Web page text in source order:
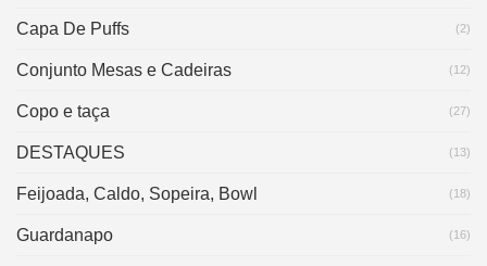
Capa De Puffs (2)
Conjunto Mesas e Cadeiras (12)
Copo e taça (27)
DESTAQUES (13)
Feijoada, Caldo, Sopeira, Bowl (18)
Guardanapo (16)